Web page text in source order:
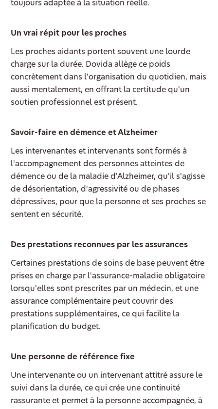
toujours adaptée à la situation réelle.
Un vrai répit pour les proches
Les proches aidants portent souvent une lourde
charge sur la durée. Dovida allège ce poids
concrètement dans l'organisation du quotidien, mais
aussi mentalement, en offrant la certitude qu'un
soutien professionnel est présent.
Savoir-faire en démence et Alzheimer
Les intervenantes et intervenants sont formés à
l'accompagnement des personnes atteintes de
démence ou de la maladie d'Alzheimer, qu'il s'agisse
de désorientation, d'agressivité ou de phases
dépressives, pour que la personne et ses proches se
sentent en sécurité.
Des prestations reconnues par les assurances
Certaines prestations de soins de base peuvent être
prises en charge par l'assurance-maladie obligatoire
lorsqu'elles sont prescrites par un médecin, et une
assurance complémentaire peut couvrir des
prestations supplémentaires, ce qui facilite la
planification du budget.
Une personne de référence fixe
Une intervenante ou un intervenant attitré assure le
suivi dans la durée, ce qui crée une continuité
rassurante et permet à la personne accompagnée, à